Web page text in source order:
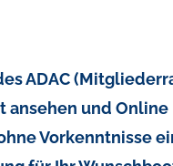
ADAC
und Online
Vorkenntnisse